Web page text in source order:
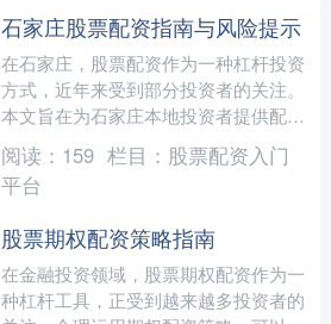
石家庄股票配资指南与风险提示
在石家庄，股票配资作为一种杠杆投资
方式，近年来受到部分投资者的关注。
本文旨在为石家庄本地投资者提供配资
的基本操作指南，并重点提示其中潜在
风险配资股票网，帮助您做....
阅读： 159 栏目： 股票配资入门
平台
股票期权配资策略指南
在金融投资领域，股票期权配资作为一
种杠杆工具，正受到越来越多投资者的